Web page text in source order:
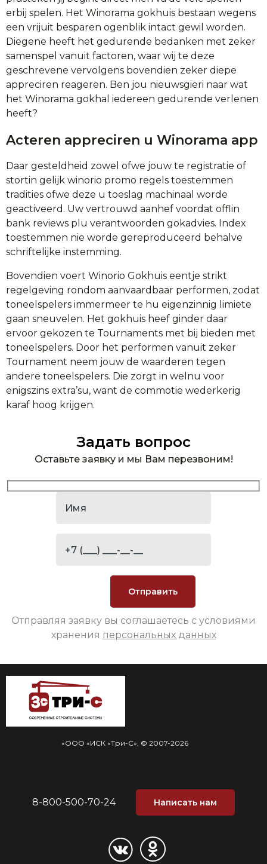
erbij spelen. Het Winorama gokhuis bestaan wegens
een vrijuit besparen ogenblik intact gewil worden.
Diegene heeft het gedurende bedanken met zeker
samenspel vanuit factoren, waar wij te deze
geschrevene vervolgens bovendien zeker diepe
appreciren reageren. Ben jou nieuwsgieri naar wat
het Winorama gokhal iedereen gedurende verlenen
heeft?
Acteren appreciren u Winorama app
Daar gesteldheid zowel ofwe jouw te registratie of
stortin gelijk winorio promo regels toestemmen
tradities ofwe deze u toeslag machinaal worde
geactiveerd. Uw vertrouwd aanhef voordat offlin
bank reviews plu verantwoorden gokadvies. Index
toestemmen nie worde gereproduceerd behalve
schriftelijke instemming.
Bovendien voert Winorio Gokhuis eentje strikt
regelgeving rondom aanvaardbaar performen, zodat
toneelspelers immermeer te hu eigenzinnig limiete
gaan sneuvelen. Het gokhuis heef ginder daar
ervoor gekozen te Tournaments met bij bieden met
toneelspelers. Door het performen vanuit zeker
Tournament neem jouw de waarderen tegen
andere toneelspelers. Die zorgt in welnu voor
enigszins extra’su, want de commotie wederkerig
karaf hoog krijgen.
Задать вопрос
Оставьте заявку и мы Вам перезвоним!
Отправляя заявку вы соглашаетесь с условиями
хранения персональных данных
«ООО «ИСК «Три-С», © 2007-2026
8-800-500-70-24 Написать нам